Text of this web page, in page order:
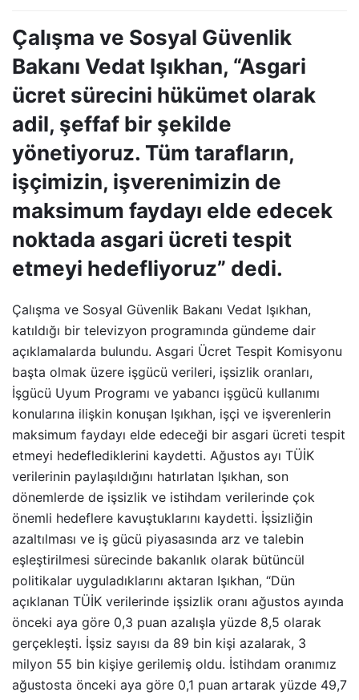
Çalışma ve Sosyal Güvenlik
Bakanı Vedat Işıkhan, “Asgari
ücret sürecini hükümet olarak
adil, şeffaf bir şekilde
yönetiyoruz. Tüm tarafların,
işçimizin, işverenimizin de
maksimum faydayı elde edecek
noktada asgari ücreti tespit
etmeyi hedefliyoruz” dedi.
Çalışma ve Sosyal Güvenlik Bakanı Vedat Işıkhan,
katıldığı bir televizyon programında gündeme dair
açıklamalarda bulundu. Asgari Ücret Tespit Komisyonu
başta olmak üzere işgücü verileri, işsizlik oranları,
İşgücü Uyum Programı ve yabancı işgücü kullanımı
konularına ilişkin konuşan Işıkhan, işçi ve işverenlerin
maksimum faydayı elde edeceği bir asgari ücreti tespit
etmeyi hedeflediklerini kaydetti. Ağustos ayı TÜİK
verilerinin paylaşıldığını hatırlatan Işıkhan, son
dönemlerde de işsizlik ve istihdam verilerinde çok
önemli hedeflere kavuştuklarını kaydetti. İşsizliğin
azaltılması ve iş gücü piyasasında arz ve talebin
eşleştirilmesi sürecinde bakanlık olarak bütüncül
politikalar uyguladıklarını aktaran Işıkhan, “Dün
açıklanan TÜİK verilerinde işsizlik oranı ağustos ayında
önceki aya göre 0,3 puan azalışla yüzde 8,5 olarak
gerçekleşti. İşsiz sayısı da 89 bin kişi azalarak, 3
milyon 55 bin kişiye gerilemiş oldu. İstihdam oranımız
ağustosta önceki aya göre 0,1 puan artarak yüzde 49,7